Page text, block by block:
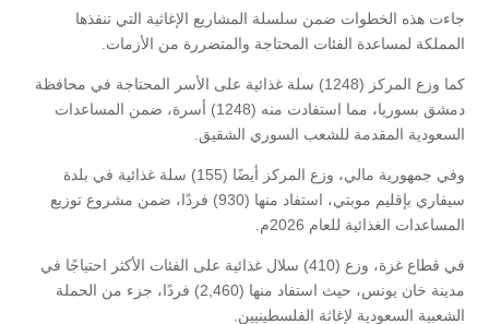
جاءت هذه الخطوات ضمن سلسلة المشاريع الإغاثية التي تنفذها
المملكة لمساعدة الفئات المحتاجة والمتضررة من الأزمات.
كما وزع المركز (1248) سلة غذائية على الأسر المحتاجة في محافظة
دمشق بسوريا، مما استفادت منه (1248) أسرة، ضمن المساعدات
السعودية المقدمة للشعب السوري الشقيق.
وفي جمهورية مالي، وزع المركز أيضًا (155) سلة غذائية في بلدة
سيفاري بإقليم موبتي، استفاد منها (930) فردًا، ضمن مشروع توزيع
المساعدات الغذائية للعام 2026م.
في قطاع غزة، وزع (410) سلال غذائية على الفئات الأكثر احتياجًا في
مدينة خان يونس، حيث استفاد منها (2,460) فردًا، جزء من الحملة
الشعبية السعودية لإغاثة الفلسطينيين.